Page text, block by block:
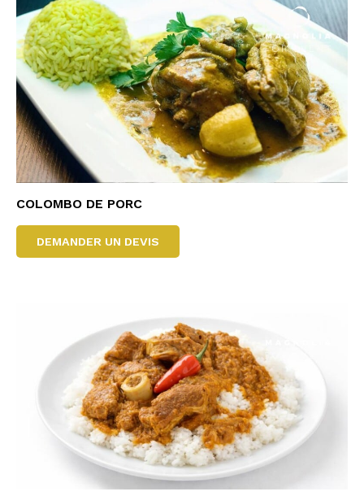
COLOMBO DE PORC
DEMANDER UN DEVIS